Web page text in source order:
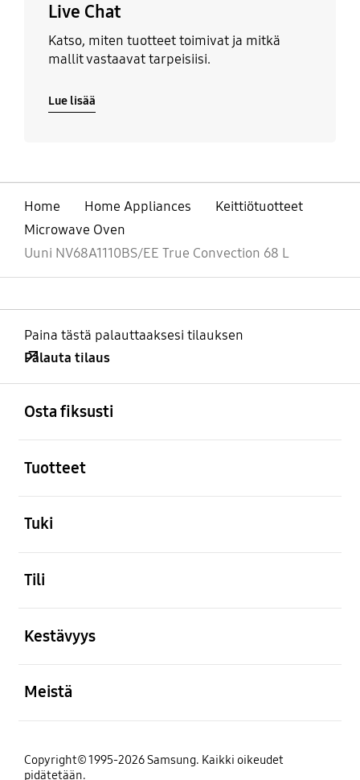
Live Chat
Katso, miten tuotteet toimivat ja mitkä
mallit vastaavat tarpeisiisi.
Lue lisää
Home Home Appliances
Keittiötuotteet
Microwave Oven
Uuni NV68A1110BS/EE True Convection 68 L
Paina tästä palauttaaksesi tilauksen
Palauta tilaus
Osta fiksusti
Tuotteet
Tuki
Tili
Kestävyys
Meistä
Copyright© 1995-2026 Samsung. Kaikki oikeudet
pidätetään.